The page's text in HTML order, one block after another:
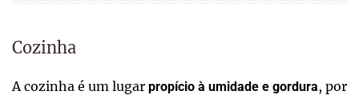
Cozinha
A cozinha é um lugar propício à umidade e gordura, por